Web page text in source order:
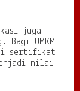
juga
UMKM
sertifikat
nilai